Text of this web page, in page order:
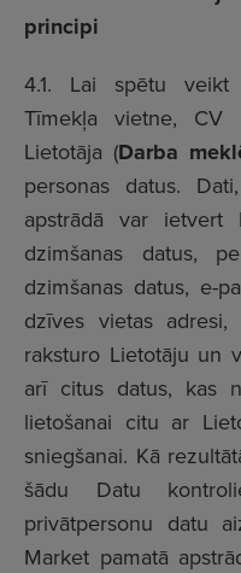
principi
4.1. Lai spētu veikt
Tīmekļa vietne, CV
Lietotāja (Darba
personas datus.
apstrādā var ietvert
dzimšanas datus,
dzimšanas datus, e-
dzīves vietas
raksturo Lietotāju un
arī citus datus, kas
lietošanai citu ar
sniegšanai. Kā
šādu Datu
privātpersonu datu
Market pamatā